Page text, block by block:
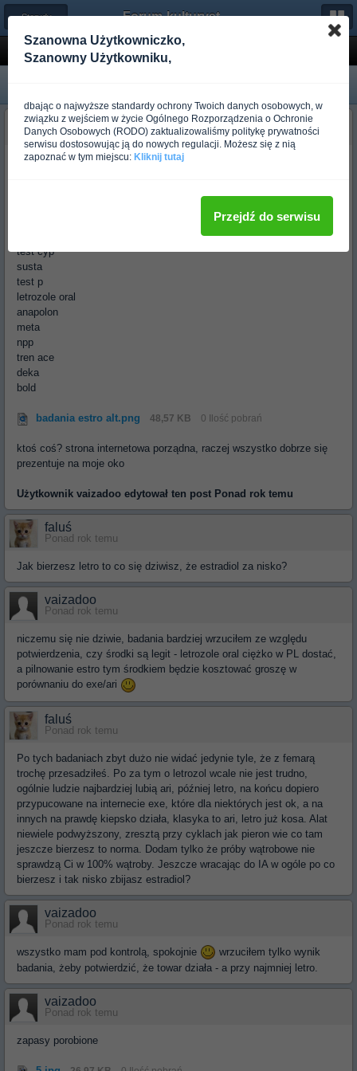
← Sterydy i Prohormony Forum-kulturystyka.pl
Gorillaz Pharmacy
vaizadoo
Ponad rok temu
lab lata od niedawna, testy i letro działa, właśnie wyniki odebrałem i
test cyp
susta
test p
letrozole oral
anapolon
meta
npp
tren ace
deka
bold
badania estro alt.png 48,57 KB 0 Ilość pobrań
ktoś coś? strona internetowa porządna, raczej wszystko dobrze się
prezentuje na moje oko
Użytkownik vaizadoo edytował ten post Ponad rok temu
faluś
Ponad rok temu
Jak bierzesz letro to co się dziwisz, że estradiol za nisko?
vaizadoo
Ponad rok temu
niczemu się nie dziwie, badania bardziej wrzuciłem ze względu
potwierdzenia, czy środki są legit - letrozole oral ciężko w PL dostać,
a pilnowanie estro tym środkiem będzie kosztować groszę w
porównaniu do exe/ari
faluś
Ponad rok temu
Po tych badaniach zbyt dużo nie widać jedynie tyle, że z femarą
trochę przesadziłeś. Po za tym o letrozol wcale nie jest trudno,
ogólnie ludzie najbardziej lubią ari, później letro, na końcu dopiero
przypucowane na internecie exe, które dla niektórych jest ok, a na
innych na prawdę kiepsko działa, klasyka to ari, letro już kosa. Alat
niewiele podwyższony, zresztą przy cyklach jak pieron wie co tam
jeszcze bierzesz to norma. Dodam tylko że próby wątrobowe nie
sprawdzą Ci w 100% wątroby. Jeszcze wracając do IA w ogóle po co
bierzesz i tak nisko zbijasz estradiol?
vaizadoo
Ponad rok temu
wszystko mam pod kontrolą, spokojnie
wrzuciłem tylko wynik
badania, żeby potwierdzić, że towar działa - a przy najmniej letro.
vaizadoo
Ponad rok temu
zapasy porobione
Szanowna Użytkowniczko,
Szanowny Użytkowniku,
dbając o najwyższe standardy ochrony Twoich danych osobowych, w
związku z wejściem w życie Ogólnego Rozporządzenia o Ochronie
Danych Osobowych (RODO) zaktualizowaliśmy politykę prywatności
serwisu dostosowując ją do nowych regulacji. Możesz się z nią
zapoznać w tym miejscu: Kliknij tutaj
Przejdź do serwisu